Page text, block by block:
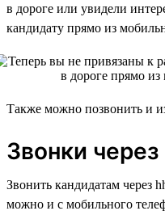
в дороге или увидели
кандидату прямо из
Также можно позвонить и
Звонки
Звонить кандидатам через
можно и с мобильного